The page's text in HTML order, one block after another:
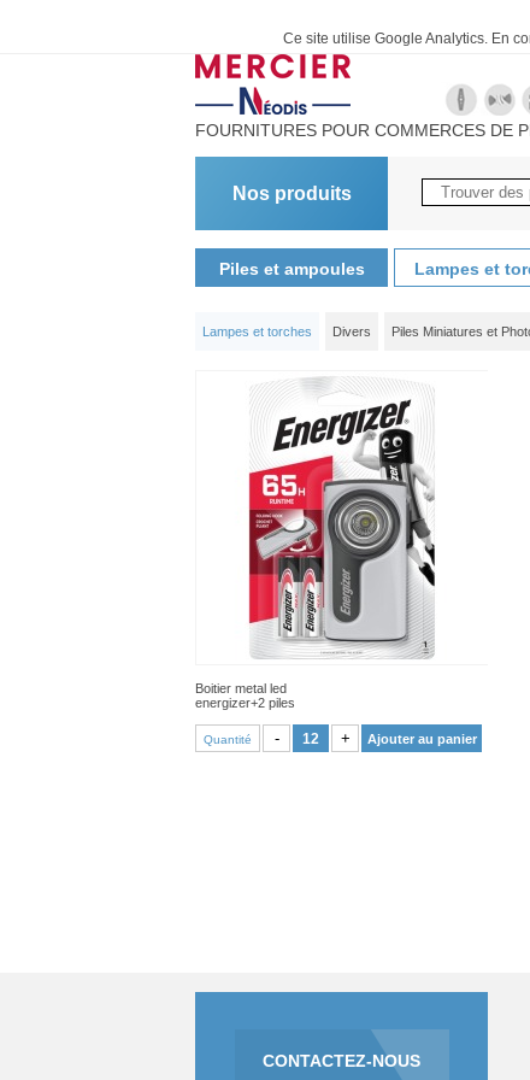
Ce site utilise Google Analytics. En
FOURNITURES POUR COMMERCES DE
Nos produits
Piles et ampoules Lampes et
Lampes et torches Divers Piles Miniatures et
Boitier metal led
energizer+2 piles
Quantité - + Ajouter au panier
CONTACTEZ-NOUS